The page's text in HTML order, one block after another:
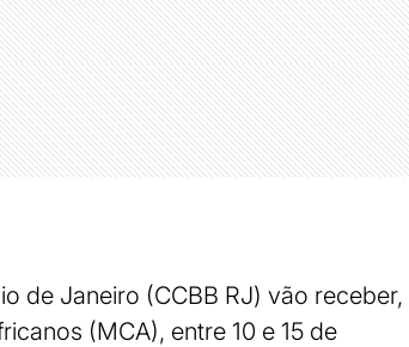
de Janeiro (CCBB RJ) vão receber,
(MCA), entre 10 e 15 de